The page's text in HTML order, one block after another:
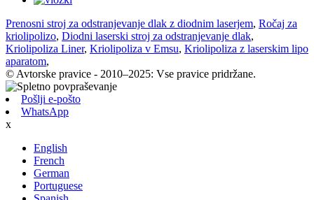
Prenosni stroj za odstranjevanje dlak z diodnim laserjem, Ročaj za
kriolipolizo, Diodni laserski stroj za odstranjevanje dlak,
Kriolipoliza Liner, Kriolipoliza v Emsu, Kriolipoliza z laserskim lipo
aparatom,
© Avtorske pravice - 2010–2025: Vse pravice pridržane.
Pošlji e-pošto
WhatsApp
x
English
French
German
Portuguese